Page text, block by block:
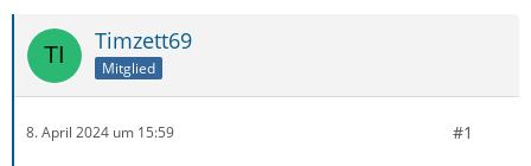
Timzett69
Mitglied
8. April 2024 um 15:59 #1